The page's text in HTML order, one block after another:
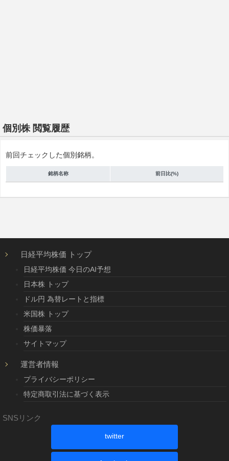
個別株 閲覧履歴
前回チェックした個別銘柄。
銘柄名称 前日比(%)
日経平均株価 トップ
日経平均株価 今日のAI予想
日本株 トップ
ドル円 為替レートと指標
米国株 トップ
株価暴落
サイトマップ
運営者情報
プライバシーポリシー
特定商取引法に基づく表示
SNSリンク
twitter